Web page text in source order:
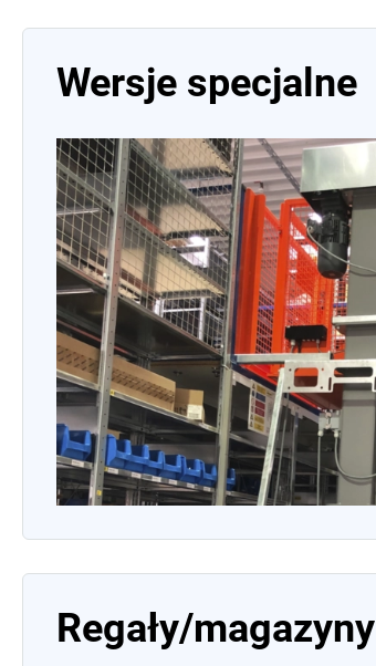
Wersje specjalne
Regały/magazyny